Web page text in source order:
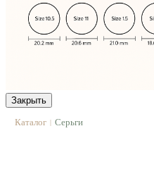
Закрыть
Каталог | Серьги